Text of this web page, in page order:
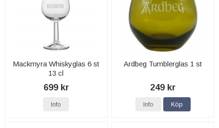
Mackmyra Whiskyglas 6 st
13 cl
699 kr
Info
Ardbeg Tumblerglas 1 st
249 kr
Info Köp